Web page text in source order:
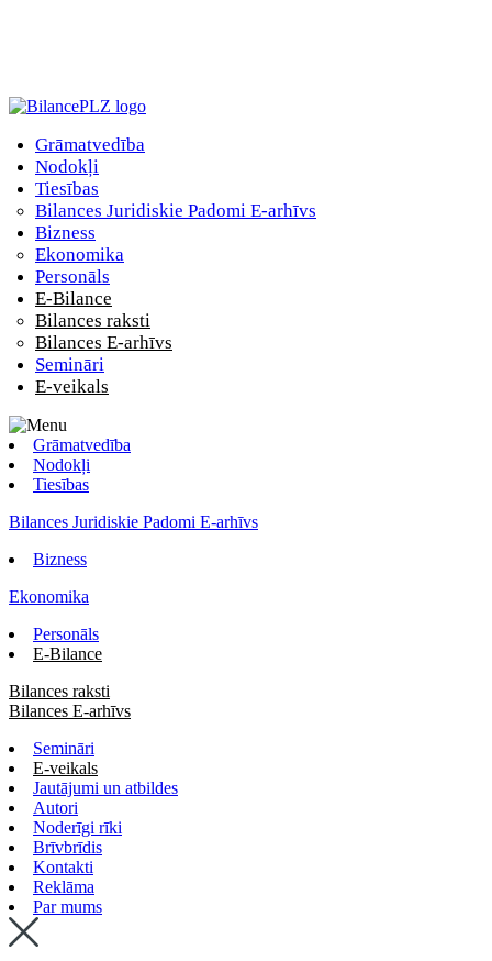
Grāmatvedība
Nodokļi
Tiesības
Bilances Juridiskie Padomi E-arhīvs
Bizness
Ekonomika
Personāls
E-Bilance
Bilances raksti
Bilances E-arhīvs
Semināri
E-veikals
Grāmatvedība
Nodokļi
Tiesības
Bilances Juridiskie Padomi E-arhīvs
Bizness
Ekonomika
Personāls
E-Bilance
Bilances raksti
Bilances E-arhīvs
Semināri
E-veikals
Jautājumi un atbildes
Autori
Noderīgi rīki
Brīvbrīdis
Kontakti
Reklāma
Par mums